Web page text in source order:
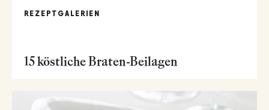
REZEPTGALERIEN
15 köstliche Braten-Beilagen